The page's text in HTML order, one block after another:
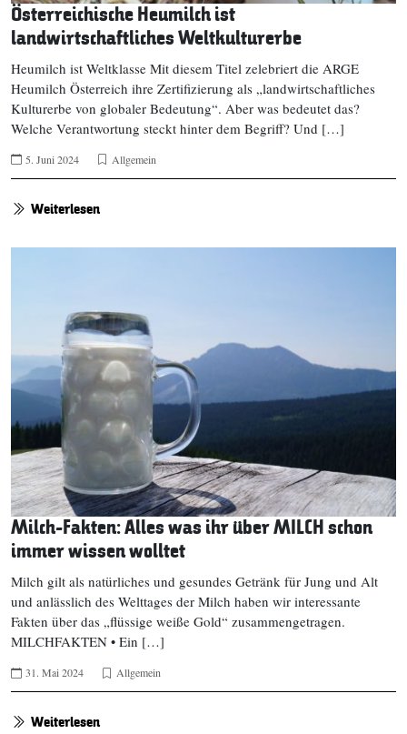
Österreichische Heumilch ist
landwirtschaftliches Weltkulturerbe
Heumilch ist Weltklasse Mit diesem Titel zelebriert die ARGE
Heumilch Österreich ihre Zertifizierung als „landwirtschaftliches
Kulturerbe von globaler Bedeutung“. Aber was bedeutet das?
Welche Verantwortung steckt hinter dem Begriff? Und […]
5. Juni 2024 Allgemein
Weiterlesen
Milch-Fakten: Alles was ihr über MILCH schon
immer wissen wolltet
Milch gilt als natürliches und gesundes Getränk für Jung und Alt
und anlässlich des Welttages der Milch haben wir interessante
Fakten über das „flüssige weiße Gold“ zusammengetragen.
MILCHFAKTEN • Ein […]
31. Mai 2024 Allgemein
Weiterlesen